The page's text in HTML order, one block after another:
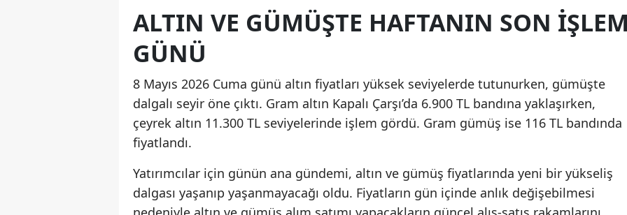
ALTIN VE GÜMÜŞTE HAFTANIN SON
GÜNÜ
8 Mayıs 2026 Cuma günü altın fiyatları yüksek seviyelerde tutunurken, gümüşte
dalgalı seyir öne çıktı. Gram altın Kapalı Çarşı’da 6.900 TL bandına yaklaşırken,
çeyrek altın 11.300 TL seviyelerinde işlem gördü. Gram gümüş ise 116 TL bandında
fiyatlandı.
Yatırımcılar için günün ana gündemi, altın ve gümüş fiyatlarında yeni bir yükseliş
dalgası yaşanıp yaşanmayacağı oldu. Fiyatların gün içinde anlık değişebilmesi